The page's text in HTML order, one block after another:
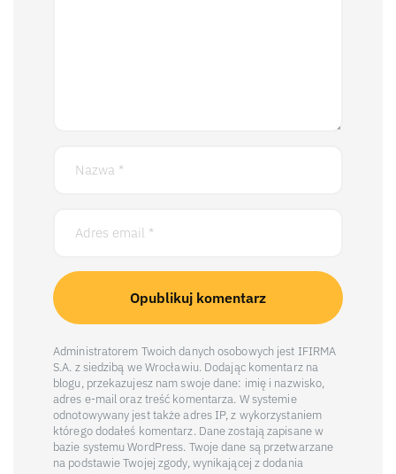
Administratorem Twoich danych osobowych jest IFIRMA
S.A. z siedzibą we Wrocławiu. Dodając komentarz na
blogu, przekazujesz nam swoje dane: imię i nazwisko,
adres e-mail oraz treść komentarza. W systemie
odnotowywany jest także adres IP, z wykorzystaniem
którego dodałeś komentarz. Dane zostają zapisane w
bazie systemu WordPress. Twoje dane są przetwarzane
na podstawie Twojej zgody, wynikającej z dodania